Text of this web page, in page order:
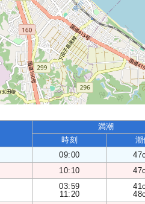
満潮
時刻 潮
09:00
10:10
03:59
11:20